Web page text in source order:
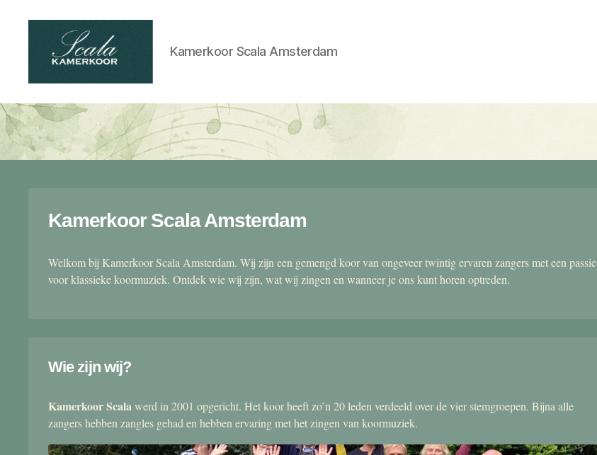
kamerkoor
Kamerkoor Scala Amsterdam
Kamerkoor Scala Amsterdam
Welkom bij Kamerkoor Scala Amsterdam. Wij zijn een gemengd koor van ongeveer twintig ervaren zangers met een passie
voor klassieke koormuziek. Ontdek wie wij zijn, wat wij zingen en wanneer je ons kunt horen optreden.
Wie zijn wij?
Kamerkoor Scalawerd in 2001 opgericht. Het koor heeft zo’n 20 leden verdeeld over de vier stemgroepen. Bijna alle
zangers hebben zangles gehad en hebben ervaring met het zingen van koormuziek.